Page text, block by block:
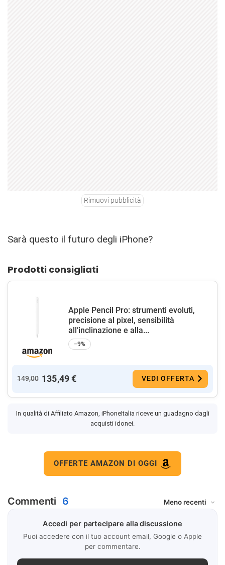
Rimuovi pubblicità
Sarà questo il futuro degli iPhone?
Prodotti consigliati
Apple Pencil Pro: strumenti evoluti,
precisione al pixel, sensibilità
all’inclinazione e alla...
−9%
149,00 135,49 € VEDI OFFERTA
In qualità di Affiliato Amazon, iPhoneItalia riceve un guadagno dagli
acquisti idonei.
OFFERTE AMAZON DI OGGI
Commenti 6
Accedi per partecipare alla discussione
Puoi accedere con il tuo account email, Google o Apple
per commentare.